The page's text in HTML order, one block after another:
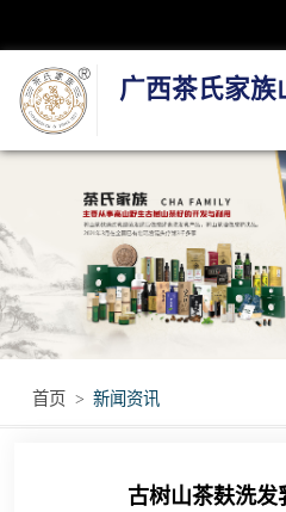
广西茶氏家族
首页 > 新闻资讯
古树山茶麸洗发
护肤系列产品
疼痛调理产品
无烟艾灸产品
瑶浴瑶茶产品